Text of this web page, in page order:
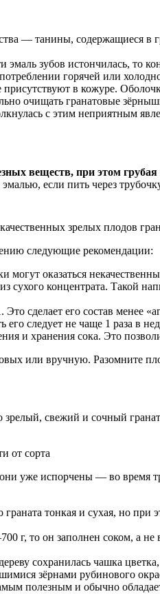
— танины, содержащиеся в
эмаль зубов истончилась, то
горячей или
в кожуре.
очищать гранатовые
с этим неприятным
веществ, при этом грубая
если пить через
зрелых плодов
следующие рекомендации:
оказаться
сухого концентрата. Такой
сделает его состав
следует не чаще 1 раза в
и хранения сока. Это
или вручную. Разомните
свежий и сочный
от сорта
уже испорчены — во время
тонкая и сухая, но при
г, то он заполнен соком,
сохранилась чашка
зёрнами рубинового
полезным и обычно